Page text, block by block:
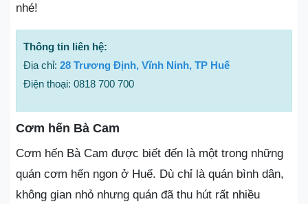
nhé!
Thông tin liên hệ:
Địa chỉ: 28 Trương Định, Vĩnh Ninh, TP Huế
Điện thoại: 0818 700 700
Cơm hến Bà Cam
Cơm hến Bà Cam được biết đến là một trong những
quán cơm hến ngon ở Huế. Dù chỉ là quán bình dân,
không gian nhỏ nhưng quán đã thu hút rất nhiều